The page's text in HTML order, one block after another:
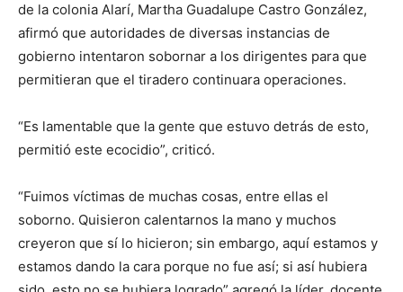
de la colonia Alarí, Martha Guadalupe Castro González,
afirmó que autoridades de diversas instancias de
gobierno intentaron sobornar a los dirigentes para que
permitieran que el tiradero continuara operaciones.
“Es lamentable que la gente que estuvo detrás de esto,
permitió este ecocidio”, criticó.
“Fuimos víctimas de muchas cosas, entre ellas el
soborno. Quisieron calentarnos la mano y muchos
creyeron que sí lo hicieron; sin embargo, aquí estamos y
estamos dando la cara porque no fue así; si así hubiera